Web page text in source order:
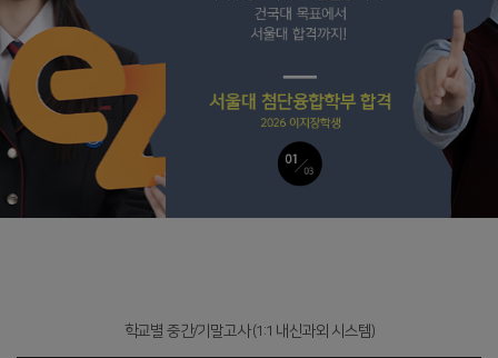
학교별 중간/기말고사 (1:1 내신과외 시스템)